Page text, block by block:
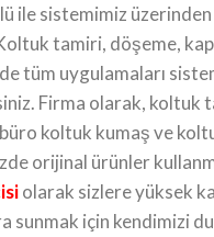
ile sistemimiz
tamiri, döşeme,
tüm uygulamaları
Firma olarak, koltuk
koltuk kumaş ve
orijinal ürünler
olarak sizlere yüksek
sunmak için kendimizi